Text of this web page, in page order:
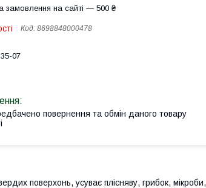
замовлення на сайті — 500 ₴
Код: 8698848000478
07
повернення та обмін даного товару
поверхонь, усуває плісняву, грибок, мікроби,